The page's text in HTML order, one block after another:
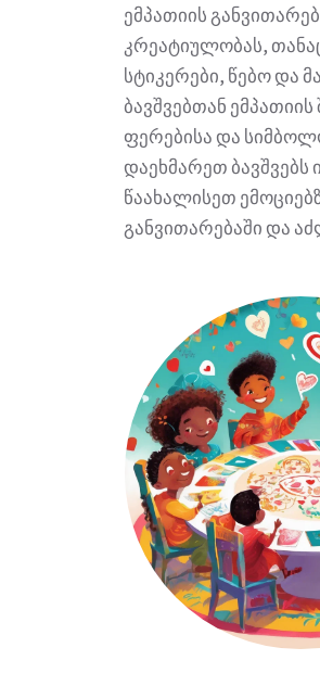
ემპათიის
კრეატიულობას,
სტიკერები, წებო და
ბავშვებთან
ფერებისა და
დაეხმარეთ
წაახალისეთ
განვითარებაში და